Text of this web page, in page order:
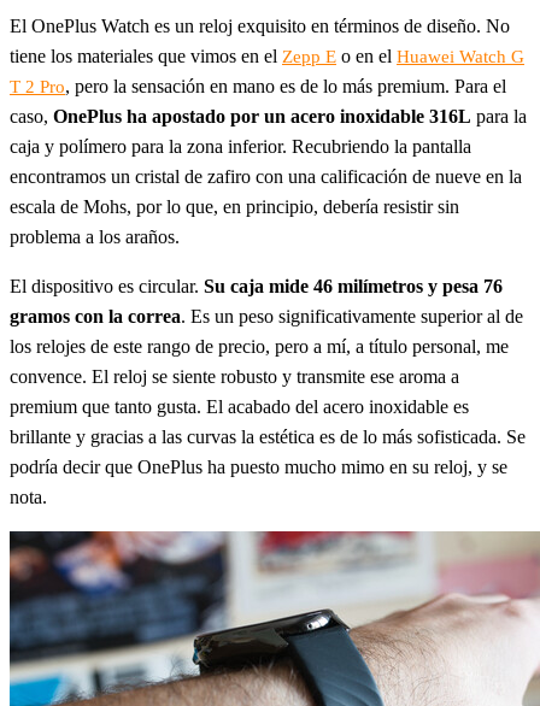
El OnePlus Watch es un reloj exquisito en términos de diseño. No
tiene los materiales que vimos en el Zepp E o en el Huawei Watch G
T 2 Pro, pero la sensación en mano es de lo más premium. Para el
caso, OnePlus ha apostado por un acero inoxidable 316L para la
caja y polímero para la zona inferior. Recubriendo la pantalla
encontramos un cristal de zafiro con una calificación de nueve en la
escala de Mohs, por lo que, en principio, debería resistir sin
problema a los araños.
El dispositivo es circular. Su caja mide 46 milímetros y pesa 76
gramos con la correa. Es un peso significativamente superior al de
los relojes de este rango de precio, pero a mí, a título personal, me
convence. El reloj se siente robusto y transmite ese aroma a
premium que tanto gusta. El acabado del acero inoxidable es
brillante y gracias a las curvas la estética es de lo más sofisticada. Se
podría decir que OnePlus ha puesto mucho mimo en su reloj, y se
nota.